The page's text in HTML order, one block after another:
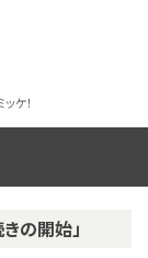
ケ！
の開始」